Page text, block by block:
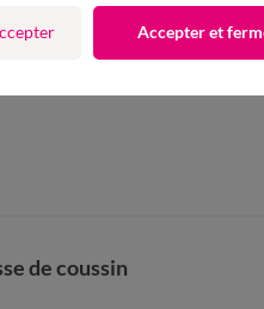
de coussin
Accepter et